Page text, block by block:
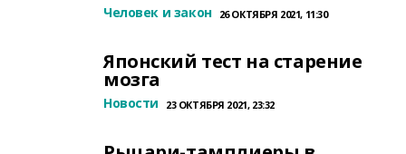
Человек и закон 26 ОКТЯБРЯ 2021, 11:30
Японский тест на старение
мозга
Новости 23 ОКТЯБРЯ 2021, 23:32